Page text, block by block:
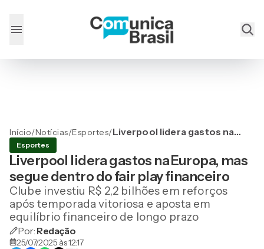
Início/Notícias/Esportes/Liverpool lidera gastos na
do fair play financeiro
Esportes
Liverpool lidera gastos na Europa, mas
segue dentro do fair play financeiro
Clube investiu R$ 2,2 bilhões em reforços
após temporada vitoriosa e aposta em
equilíbrio financeiro de longo prazo
Por: Redação
25/07/2025 às 12:17